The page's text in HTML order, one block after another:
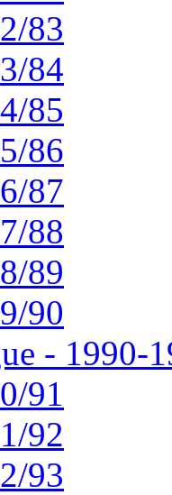
83
84
85
86
87
88
89
90
- 1990-
91
92
93